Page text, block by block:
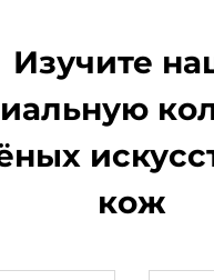
Изучите
кож